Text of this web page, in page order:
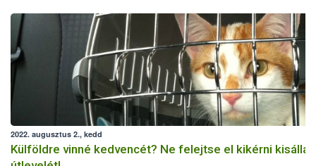
2022. augusztus 2., kedd
Külföldre vinné kedvencét? Ne felejtse el kikérni